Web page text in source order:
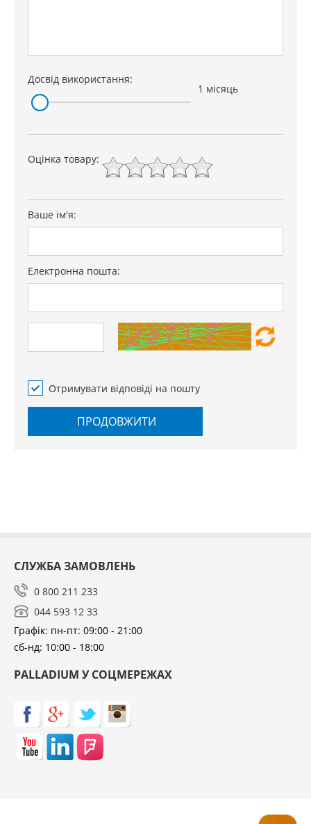
Досвід використання:
1 місяць
Оцінка товару:
Ваше ім'я:
Електронна пошта:
Отримувати відповіді на пошту
ПРОДОВЖИТИ
СЛУЖБА ЗАМОВЛЕНЬ
0 800 211 233
044 593 12 33
Графік: пн-пт: 09:00 - 21:00
сб-нд: 10:00 - 18:00
PALLADIUM У СОЦМЕРЕЖАХ